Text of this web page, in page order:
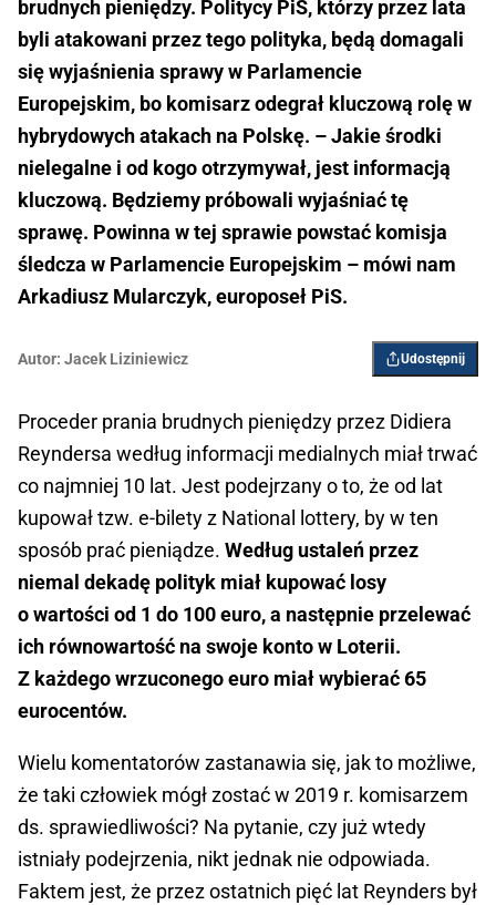
brudnych pieniędzy. Politycy PiS, którzy przez lata
byli atakowani przez tego polityka, będą domagali
się wyjaśnienia sprawy w Parlamencie
Europejskim, bo komisarz odegrał kluczową rolę w
hybrydowych atakach na Polskę. – Jakie środki
nielegalne i od kogo otrzymywał, jest informacją
kluczową. Będziemy próbowali wyjaśniać tę
sprawę. Powinna w tej sprawie powstać komisja
śledcza w Parlamencie Europejskim – mówi nam
Arkadiusz Mularczyk, europoseł PiS.
Autor: Jacek Liziniewicz Udostępnij
Proceder prania brudnych pieniędzy przez Didiera
Reyndersa według informacji medialnych miał trwać
co najmniej 10 lat. Jest podejrzany o to, że od lat
kupował tzw. e-bilety z National lottery, by w ten
sposób prać pieniądze. Według ustaleń przez
niemal dekadę polityk miał kupować losy
o wartości od 1 do 100 euro, a następnie przelewać
ich równowartość na swoje konto w Loterii.
Z każdego wrzuconego euro miał wybierać 65
eurocentów.
Wielu komentatorów zastanawia się, jak to możliwe,
że taki człowiek mógł zostać w 2019 r. komisarzem
ds. sprawiedliwości? Na pytanie, czy już wtedy
istniały podejrzenia, nikt jednak nie odpowiada.
Faktem jest, że przez ostatnich pięć lat Reynders był